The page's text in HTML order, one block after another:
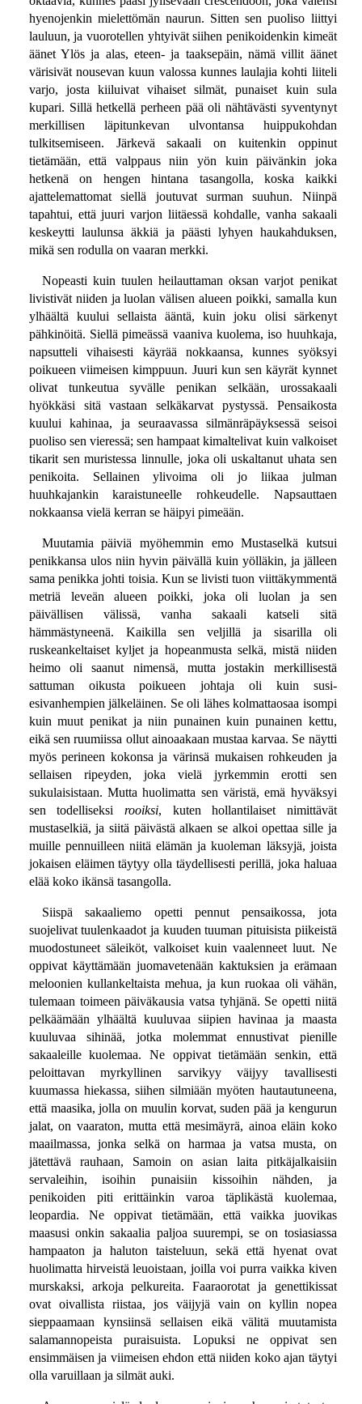
hyenojenkin mielettömän naurun. Sitten sen puoliso liittyi
lauluun, ja vuorotellen yhtyivät siihen penikoidenkin kimeät
äänet Ylös ja alas, eteen- ja taaksepäin, nämä villit äänet
värisivät nousevan kuun valossa kunnes laulajia kohti liiteli
varjo, josta kiiluivat vihaiset silmät, punaiset kuin sula
kupari. Sillä hetkellä perheen pää oli nähtävästi syventynyt
merkillisen läpitunkevan ulvontansa huippukohdan
tulkitsemiseen. Järkevä sakaali on kuitenkin oppinut
tietämään, että valppaus niin yön kuin päivänkin joka
hetkenä on hengen hintana tasangolla, koska kaikki
ajattelemattomat siellä joutuvat surman suuhun. Niinpä
tapahtui, että juuri varjon liitäessä kohdalle, vanha sakaali
keskeytti laulunsa äkkiä ja päästi lyhyen haukahduksen,
mikä sen rodulla on vaaran merkki.
Nopeasti kuin tuulen heilauttaman oksan varjot penikat
livistivät niiden ja luolan välisen alueen poikki, samalla kun
ylhäältä kuului sellaista ääntä, kuin joku olisi särkenyt
pähkinöitä. Siellä pimeässä vaaniva kuolema, iso huuhkaja,
napsutteli vihaisesti käyrää nokkaansa, kunnes syöksyi
poikueen viimeisen kimppuun. Juuri kun sen käyrät kynnet
olivat tunkeutua syvälle penikan selkään, urossakaali
hyökkäsi sitä vastaan selkäkarvat pystyssä. Pensaikosta
kuului kahinaa, ja seuraavassa silmänräpäyksessä seisoi
puoliso sen vieressä; sen hampaat kimaltelivat kuin valkoiset
tikarit sen muristessa linnulle, joka oli uskaltanut uhata sen
penikoita. Sellainen ylivoima oli jo liikaa julman
huuhkajankin karaistuneelle rohkeudelle. Napsauttaen
nokkaansa vielä kerran se häipyi pimeään.
Muutamia päiviä myöhemmin emo Mustaselkä kutsui
penikkansa ulos niin hyvin päivällä kuin yölläkin, ja jälleen
sama penikka johti toisia. Kun se livisti tuon viittäkymmentä
metriä leveän alueen poikki, joka oli luolan ja sen
päivällisen välissä, vanha sakaali katseli sitä
hämmästyneenä. Kaikilla sen veljillä ja sisarilla oli
ruskeankeltaiset kyljet ja hopeanmusta selkä, mistä niiden
heimo oli saanut nimensä, mutta jostakin merkillisestä
sattuman oikusta poikueen johtaja oli kuin susi-
esivanhempien jälkeläinen. Se oli lähes kolmattaosaa isompi
kuin muut penikat ja niin punainen kuin punainen kettu,
eikä sen ruumiissa ollut ainoaakaan mustaa karvaa. Se näytti
myös perineen kokonsa ja värinsä mukaisen rohkeuden ja
sellaisen ripeyden, joka vielä jyrkemmin erotti sen
sukulaisistaan. Mutta huolimatta sen väristä, emä hyväksyi
sen todelliseksi rooiksi, kuten hollantilaiset nimittävät
mustaselkiä, ja siitä päivästä alkaen se alkoi opettaa sille ja
muille pennuilleen niitä elämän ja kuoleman läksyjä, joista
jokaisen eläimen täytyy olla täydellisesti perillä, joka haluaa
elää koko ikänsä tasangolla.
Siispä sakaaliemo opetti pennut pensaikossa, jota
suojelivat tuulenkaadot ja kuuden tuuman pituisista piikeistä
muodostuneet säleiköt, valkoiset kuin vaalenneet luut. Ne
oppivat käyttämään juomavetenään kaktuksien ja erämaan
meloonien kullankeltaista mehua, ja kun ruokaa oli vähän,
tulemaan toimeen päiväkausia vatsa tyhjänä. Se opetti niitä
pelkäämään ylhäältä kuuluvaa siipien havinaa ja maasta
kuuluvaa sihinää, jotka molemmat ennustivat pienille
sakaaleille kuolemaa. Ne oppivat tietämään senkin, että
peloittavan myrkyllinen sarvikyy väijyy tavallisesti
kuumassa hiekassa, siihen silmiään myöten hautautuneena,
että maasika, jolla on muulin korvat, suden pää ja kengurun
jalat, on vaaraton, mutta että mesimäyrä, ainoa eläin koko
maailmassa, jonka selkä on harmaa ja vatsa musta, on
jätettävä rauhaan, Samoin on asian laita pitkäjalkaisiin
servaleihin, isoihin punaisiin kissoihin nähden, ja
penikoiden piti erittäinkin varoa täplikästä kuolemaa,
leopardia. Ne oppivat tietämään, että vaikka juovikas
maasusi onkin sakaalia paljoa suurempi, se on tosiasiassa
hampaaton ja haluton taisteluun, sekä että hyenat ovat
huolimatta hirveistä leuoistaan, joilla voi purra vaikka kiven
murskaksi, arkoja pelkureita. Faaraorotat ja genettikissat
ovat oivallista riistaa, jos väijyjä vain on kyllin nopea
sieppaamaan kynsiinsä sellaisen eikä välitä muutamista
salamannopeista puraisuista. Lopuksi ne oppivat sen
ensimmäisen ja viimeisen ehdon että niiden koko ajan täytyi
olla varuillaan ja silmät auki.